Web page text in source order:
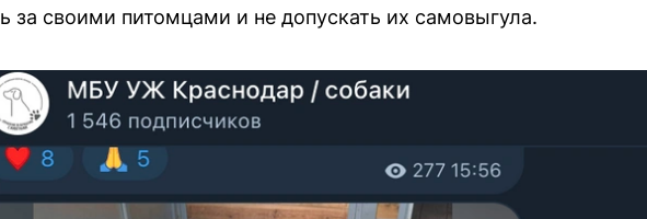
за своими питомцами и не допускать их самовыгула.